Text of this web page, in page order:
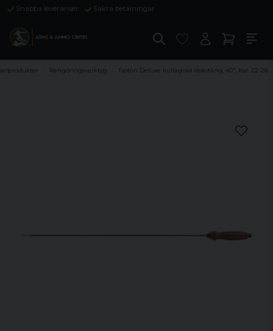
Snabba leveranser Säkra betalningar
Rengöringsverktyg Tipton Deluxe kullagrad läskstång, 40", Kal. 22-26